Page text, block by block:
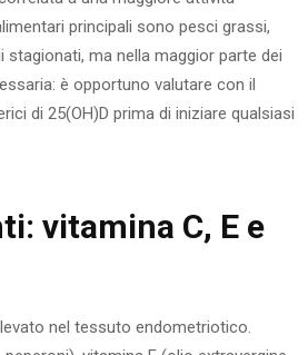
principali sono pesci grassi,
stagionati, ma nella maggior parte dei
è opportuno valutare con il
di 25(OH)D prima di iniziare qualsiasi
vitamina C, E e
nel tessuto endometriotico.